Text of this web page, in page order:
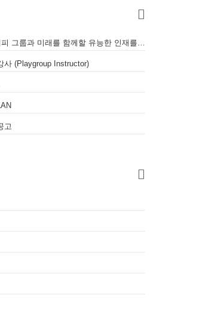
[채용공고] 서울레서피 Seoul Recipe Group - 서울레서피 그룹과 미래를 함께할 유능한 인재를 모십니다
사 (Playgroup Instructor)
고